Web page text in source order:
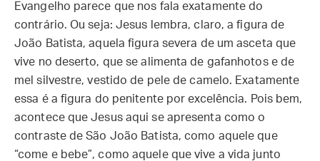
Evangelho parece que nos fala exatamente do
contrário. Ou seja: Jesus lembra, claro, a figura de
João Batista, aquela figura severa de um asceta que
vive no deserto, que se alimenta de gafanhotos e de
mel silvestre, vestido de pele de camelo. Exatamente
essa é a figura do penitente por excelência. Pois bem,
acontece que Jesus aqui se apresenta como o
contraste de São João Batista, como aquele que
“come e bebe”, como aquele que vive a vida junto